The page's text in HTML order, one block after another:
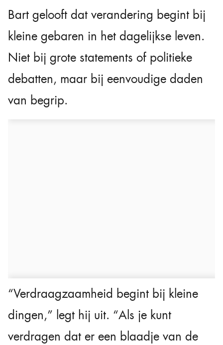
Bart gelooft dat verandering begint bij
kleine gebaren in het dagelijkse leven.
Niet bij grote statements of politieke
debatten, maar bij eenvoudige daden
van begrip.
“Verdraagzaamheid begint bij kleine
dingen,” legt hij uit. “Als je kunt
verdragen dat er een blaadje van de